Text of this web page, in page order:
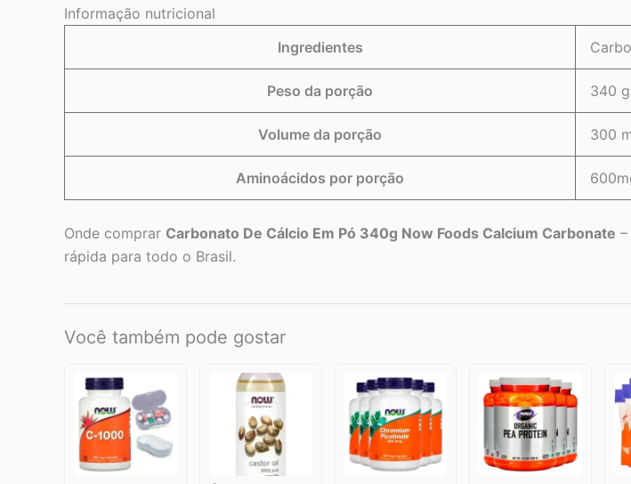
Informação nutricional
Ingredientes
Peso da porção 340 g
Volume da porção 300
Aminoácidos por porção
Onde comprar Carbonato De Cálcio Em Pó 340g Now Foods Calcium Carbonate
rápida para todo o Brasil.
Você também pode gostar